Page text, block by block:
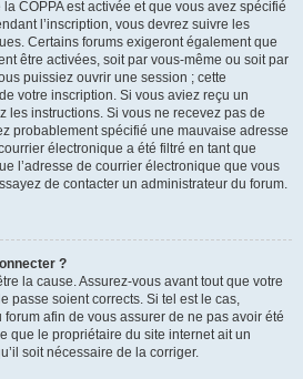
COPPA est activée et que vous avez spécifié
l’inscription, vous devrez suivre les
Certains forums exigeront également que
être activées, soit par vous-même ou soit par
puissiez ouvrir une session ; cette
votre inscription. Si vous aviez reçu un
les instructions. Si vous ne recevez pas de
probablement spécifié une mauvaise adresse
électronique a été filtré en tant que
l’adresse de courrier électronique que vous
de contacter un administrateur du forum.
?
la cause. Assurez-vous avant tout que votre
passe soient corrects. Si tel est le cas,
afin de vous assurer de ne pas avoir été
que le propriétaire du site internet ait un
soit nécessaire de la corriger.